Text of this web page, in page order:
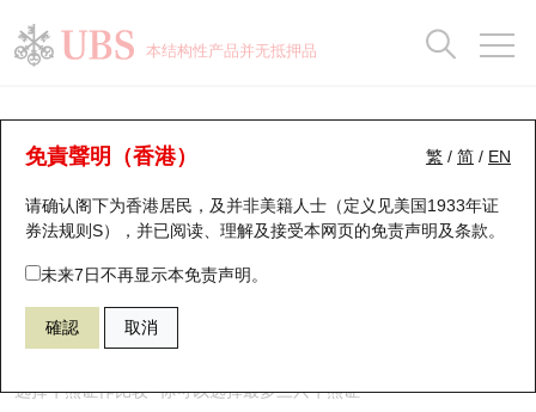
本结构性产品并无抵押品
繁 / 简 / EN
免責聲明（香港）
请确认阁下为香港居民，及并非美籍人士（定义见美国1933年证
券法规则S），并已阅读、理解及接受本网页的免责声明及条款。
未来7日不再显示本免责声明。
確認 取消
牛熊证分析仪
表现 街货统计 比较
59381 瑞银熊证 1398 工商银行
选择牛熊证作比较 *你可以选择最多三只牛熊证
瑞银认股证一览
新发行瑞银认股证
即将到期认股证
认股证到期结算价查找
认股证分析仪
街货统计
比较
牛熊全景快搜
牛熊证搜寻
牛熊证街货分布图
正股牛熊证列表
新发行瑞银牛熊证
街货统计
比较
十大升幅/跌幅
十大认股证成交分布
十天股证占大市成交
资金流
街货统计
正股分析仪
二十大活跃股份
恒指成份股
国指成份股
科指成份股
持股比重
显示所有持股比重
每月轮证大市专题
轮证专栏
讲座及教育短片
认股证投资者教育
牛熊证投资者教育